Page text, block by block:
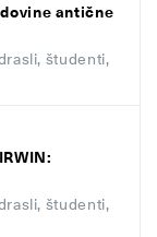
antične
študenti,
študenti,